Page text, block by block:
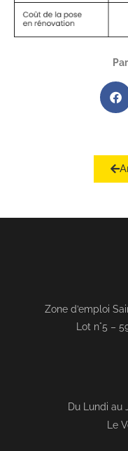
Zone d’emploi
Lot n°5 –
Du Lundi au
Le